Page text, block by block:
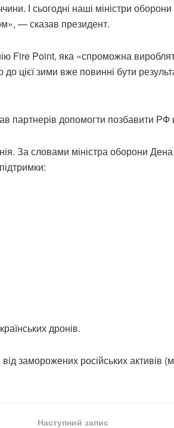
І сьогодні наші міністри
— сказав президент.
Fire Point, яка «спроможна
цієї зими вже повинні бути
партнерів допомогти позбавити РФ
За словами міністра оборони
дронів.
заморожених російських активів
Наступний запис